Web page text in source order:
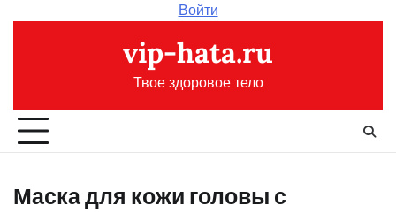
Войти
vip-hata.ru
Твое здоровое тело
Маска для кожи головы с